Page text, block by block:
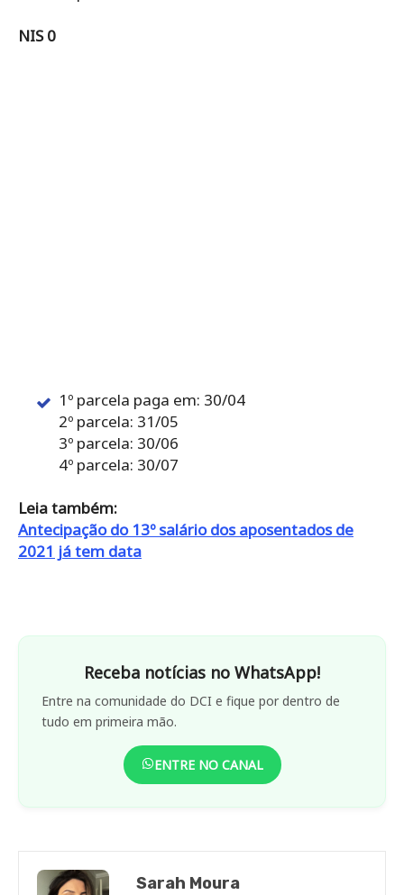
NIS 0
1º parcela paga em: 30/04
2º parcela: 31/05
3º parcela: 30/06
4º parcela: 30/07
Leia também:
Antecipação do 13º salário dos aposentados de
2021 já tem data
Receba notícias no WhatsApp!
Entre na comunidade do DCI e fique por dentro de
tudo em primeira mão.
ENTRE NO CANAL
Sarah Moura